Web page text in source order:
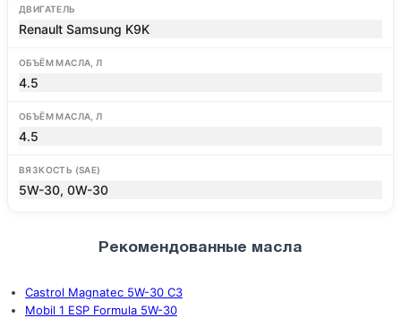
ДВИГАТЕЛЬ
Renault Samsung K9K
ОБЪЁМ МАСЛА, Л
4.5
ОБЪЁМ МАСЛА, Л
4.5
ВЯЗКОСТЬ (SAE)
5W-30, 0W-30
Рекомендованные масла
Castrol Magnatec 5W-30 C3
Mobil 1 ESP Formula 5W-30